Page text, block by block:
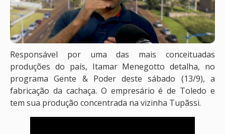
Responsável por uma das mais conceituadas
produções do país, Itamar Menegotto detalha, no
programa Gente & Poder deste sábado (13/9), a
fabricação da cachaça. O empresário é de Toledo e
tem sua produção concentrada na vizinha Tupãssi.